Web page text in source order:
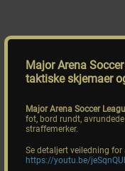
Major Arena
taktiske skjemaer
Major Arena Soccer
fot, bord rundt,
straffemerker.
Se detaljert veiledning
https://youtu.be/